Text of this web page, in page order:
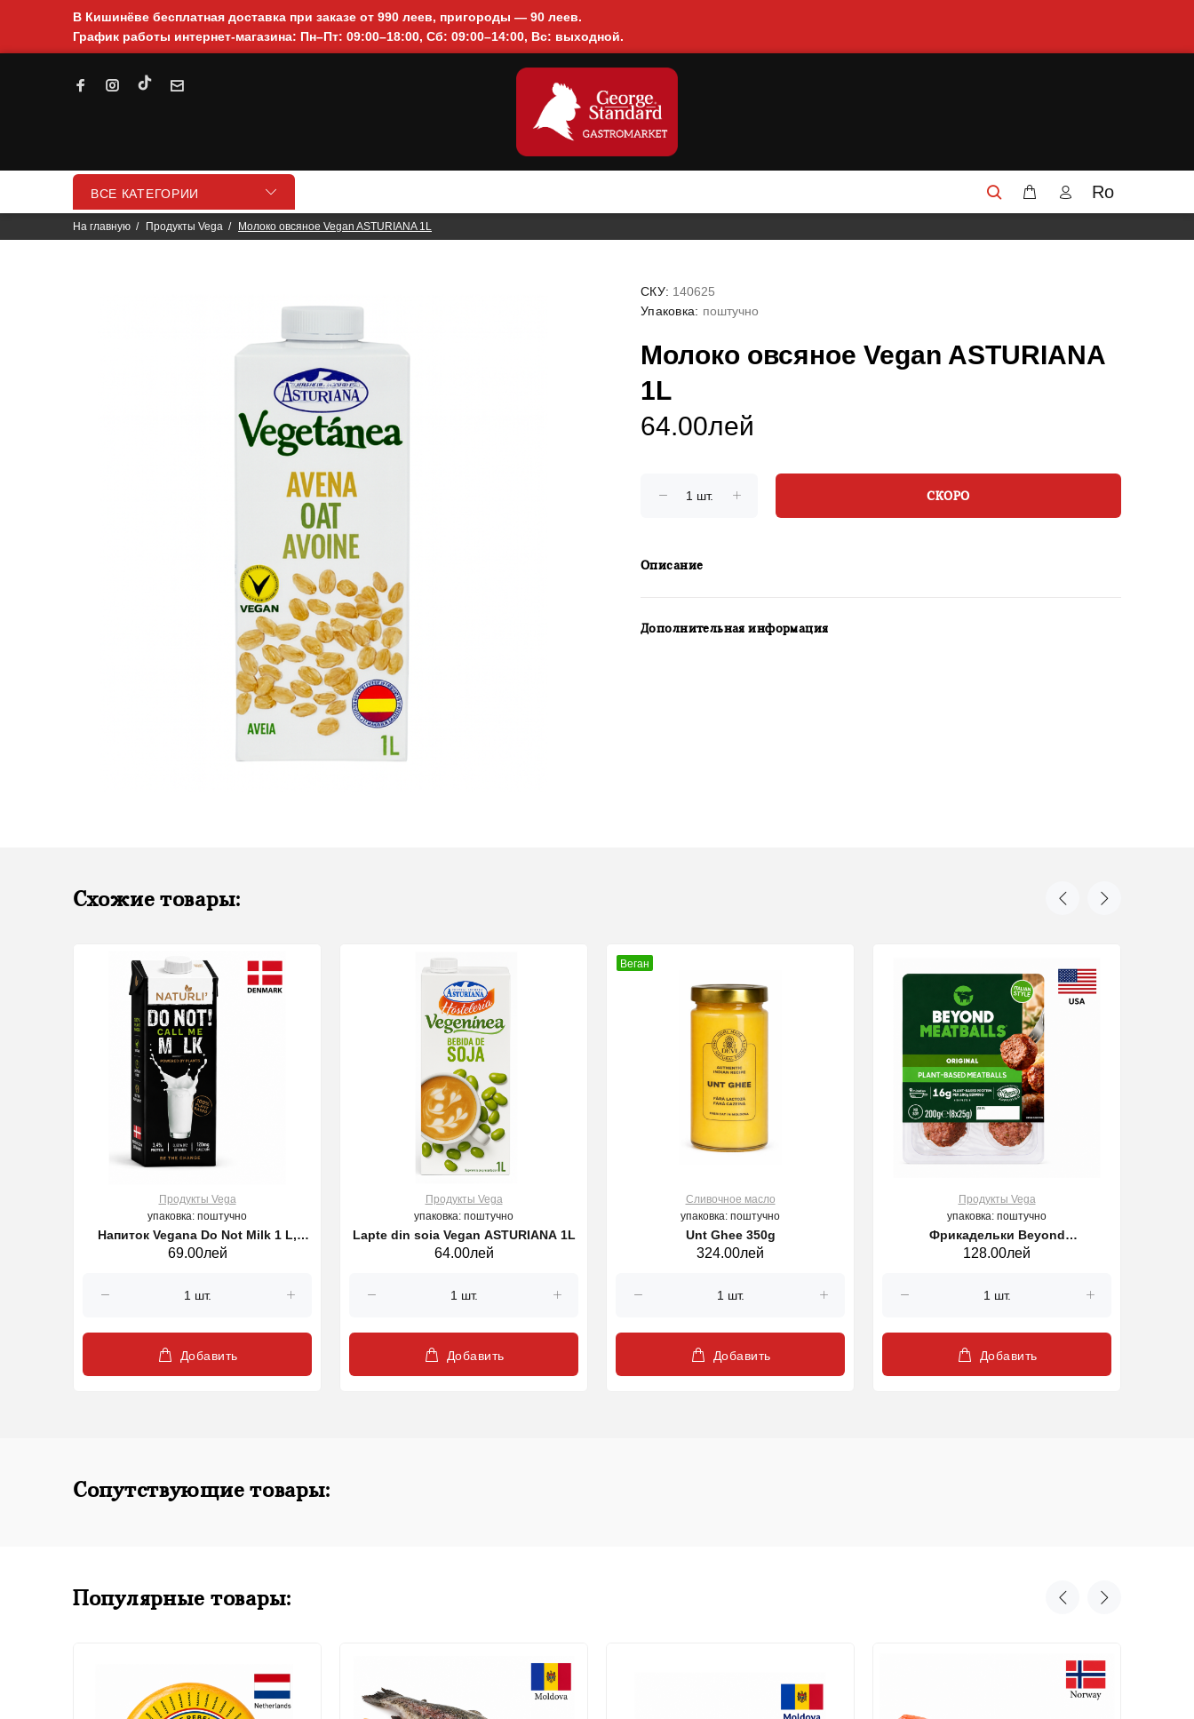
В Кишинёве бесплатная доставка при заказе от 990 леев, пригороды — 90 леев.
График работы интернет-магазина: Пн–Пт: 09:00–18:00, Сб: 09:00–14:00, Вс: выходной.
ВСЕ КАТЕГОРИИ Ro
На главную Продукты Vega Молоко овсяное Vegan ASTURIANA 1L
СКУ: 140625
Упаковка: поштучно
Молоко овсяное Vegan ASTURIANA
1L
64.00лей
СКОРО
Описание
Дополнительная информация
Схожие товары:
Продукты Vega
упаковка: поштучно
Напиток Vegana Do Not Milk 1 L,
NATURLI
69.00лей
Добавить
Продукты Vega
упаковка: поштучно
Lapte din soia Vegan ASTURIANA 1L
64.00лей
Добавить
Веган
Cливочное масло
упаковка: поштучно
Unt Ghee 350g
324.00лей
Добавить
Продукты Vega
упаковка: поштучно
Фрикадельки Beyond
замореженные 8*25g
128.00лей
Добавить
Сопутствующие товары:
Популярные товары: